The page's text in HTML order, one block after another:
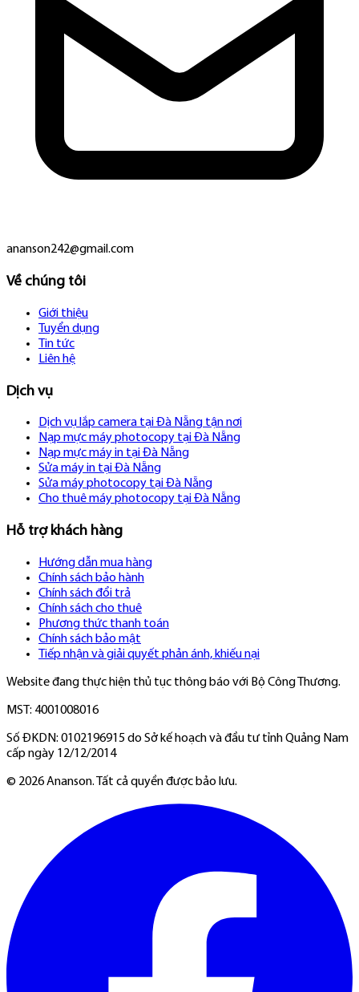
ananson242@gmail.com
Về chúng tôi
Giới thiệu
Tuyển dụng
Tin tức
Liên hệ
Dịch vụ
Dịch vụ lắp camera tại Đà Nẵng tận nơi
Nạp mực máy photocopy tại Đà Nẵng
Nạp mực máy in tại Đà Nẵng
Sửa máy in tại Đà Nẵng
Sửa máy photocopy tại Đà Nẵng
Cho thuê máy photocopy tại Đà Nẵng
Hỗ trợ khách hàng
Hướng dẫn mua hàng
Chính sách bảo hành
Chính sách đổi trả
Chính sách cho thuê
Phương thức thanh toán
Chính sách bảo mật
Tiếp nhận và giải quyết phản ánh, khiếu nại
Website đang thực hiện thủ tục thông báo với Bộ Công Thương.
MST: 4001008016
Số ĐKDN: 0102196915 do Sở kế hoạch và đầu tư tỉnh Quảng Nam
cấp ngày 12/12/2014
© 2026Ananson. Tất cả quyền được bảo lưu.